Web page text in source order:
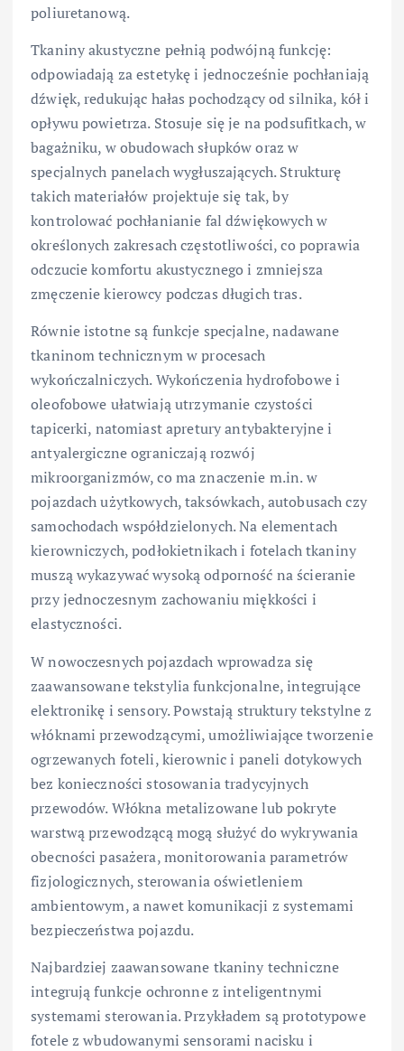
poliuretanową.
Tkaniny akustyczne pełnią podwójną funkcję:
odpowiadają za estetykę i jednocześnie pochłaniają
dźwięk, redukując hałas pochodzący od silnika, kół i
opływu powietrza. Stosuje się je na podsufitkach, w
bagażniku, w obudowach słupków oraz w
specjalnych panelach wygłuszających. Strukturę
takich materiałów projektuje się tak, by
kontrolować pochłanianie fal dźwiękowych w
określonych zakresach częstotliwości, co poprawia
odczucie komfortu akustycznego i zmniejsza
zmęczenie kierowcy podczas długich tras.
Równie istotne są funkcje specjalne, nadawane
tkaninom technicznym w procesach
wykończalniczych. Wykończenia hydrofobowe i
oleofobowe ułatwiają utrzymanie czystości
tapicerki, natomiast apretury antybakteryjne i
antyalergiczne ograniczają rozwój
mikroorganizmów, co ma znaczenie m.in. w
pojazdach użytkowych, taksówkach, autobusach czy
samochodach współdzielonych. Na elementach
kierowniczych, podłokietnikach i fotelach tkaniny
muszą wykazywać wysoką odporność na ścieranie
przy jednoczesnym zachowaniu miękkości i
elastyczności.
W nowoczesnych pojazdach wprowadza się
zaawansowane tekstylia funkcjonalne, integrujące
elektronikę i sensory. Powstają struktury tekstylne z
włóknami przewodzącymi, umożliwiające tworzenie
ogrzewanych foteli, kierownic i paneli dotykowych
bez konieczności stosowania tradycyjnych
przewodów. Włókna metalizowane lub pokryte
warstwą przewodzącą mogą służyć do wykrywania
obecności pasażera, monitorowania parametrów
fizjologicznych, sterowania oświetleniem
ambientowym, a nawet komunikacji z systemami
bezpieczeństwa pojazdu.
Najbardziej zaawansowane tkaniny techniczne
integrują funkcje ochronne z inteligentnymi
systemami sterowania. Przykładem są prototypowe
fotele z wbudowanymi sensorami nacisku i